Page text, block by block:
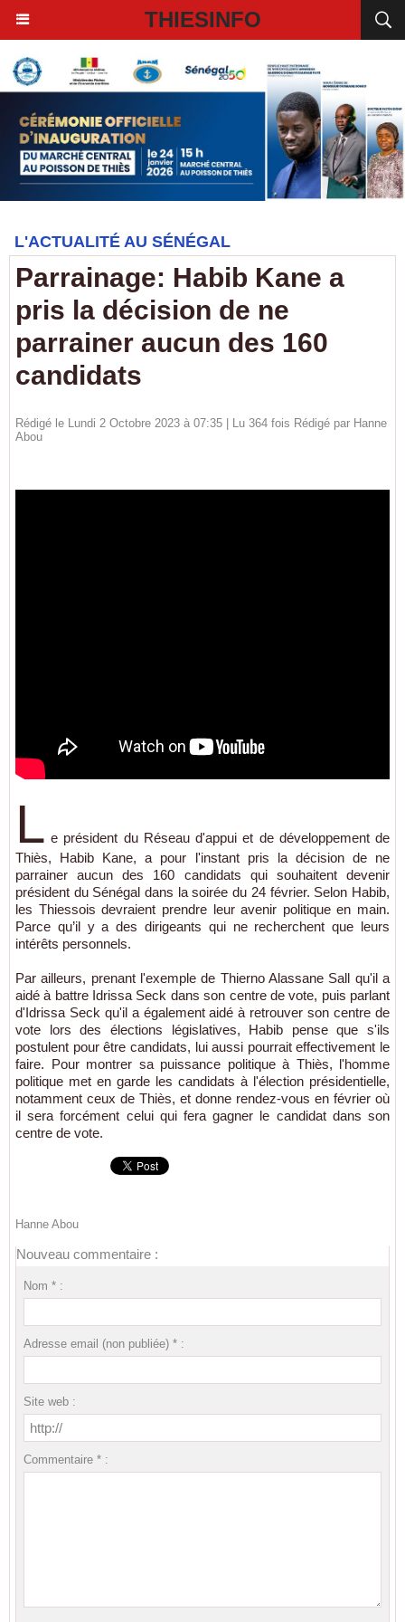
THIESINFO
L'ACTUALITÉ AU SÉNÉGAL
Parrainage: Habib Kane a
pris la décision de ne
parrainer aucun des 160
candidats
Rédigé le Lundi 2 Octobre 2023 à 07:35 | Lu 364 fois Rédigé par Hanne
Abou
L e président du Réseau d'appui et de développement de
Thiès, Habib Kane, a pour l'instant pris la décision de ne
parrainer aucun des 160 candidats qui souhaitent devenir
président du Sénégal dans la soirée du 24 février. Selon Habib,
les Thiessois devraient prendre leur avenir politique en main.
Parce qu’il y a des dirigeants qui ne recherchent que leurs
intérêts personnels.
Par ailleurs, prenant l'exemple de Thierno Alassane Sall qu'il a
aidé à battre Idrissa Seck dans son centre de vote, puis parlant
d'Idrissa Seck qu'il a également aidé à retrouver son centre de
vote lors des élections législatives, Habib pense que s'ils
postulent pour être candidats, lui aussi pourrait effectivement le
faire. Pour montrer sa puissance politique à Thiès, l'homme
politique met en garde les candidats à l'élection présidentielle,
notamment ceux de Thiès, et donne rendez-vous en février où
il sera forcément celui qui fera gagner le candidat dans son
centre de vote.
Hanne Abou
Nouveau commentaire :
Nom * :
Adresse email (non publiée) * :
Site web :
Commentaire * :